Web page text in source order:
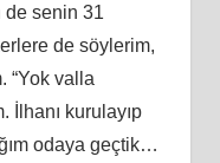
de senin 31
de söylerim,
“Yok valla
İlhanı kurulayıp
odaya geçtik…